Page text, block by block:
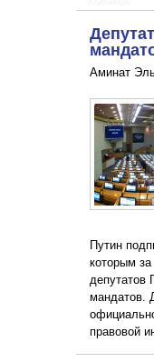
Аминат
Путин
которым за
депутатов
мандатов.
правовой